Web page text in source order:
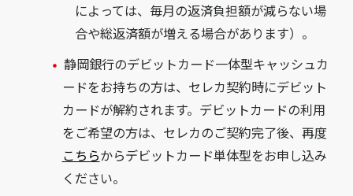
によっては、毎月の返済負担額が減らない場
合や総返済額が増える場合があります）。
静岡銀行のデビットカード一体型キャッシュカ
ードをお持ちの方は、セレカ契約時にデビット
カードが解約されます。デビットカードの利用
をご希望の方は、セレカのご契約完了後、再度
こちらからデビットカード単体型をお申し込み
ください。